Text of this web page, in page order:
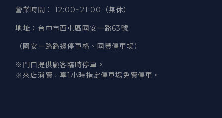
營業時間 ： 12:00~21:00（無休）
地址 ：台中市西屯區國安一路63號
（國安一路路邊停車格、國豐停車場）
※門口提供顧客臨時停車。
※來店消費，享1小時指定停車場免費停車。